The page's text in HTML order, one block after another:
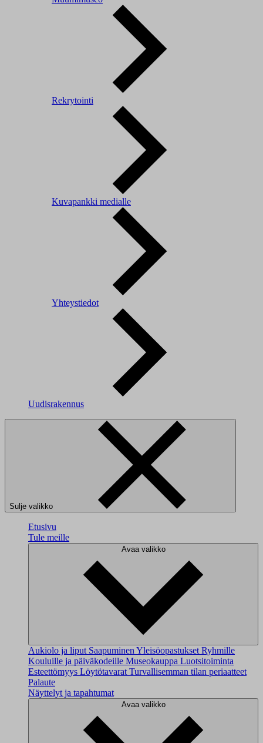
Rekrytointi
Kuvapankki medialle
Yhteystiedot
Uudisrakennus
Sulje valikko
Etusivu
Tule meille
Avaa valikko
Aukiolo ja liput Saapuminen Yleisöopastukset Ryhmille
Kouluille ja päiväkodeille Museokauppa Luotsitoiminta
Esteettömyys Löytötavarat Turvallisemman tilan periaatteet
Palaute
Näyttelyt ja tapahtumat
Avaa valikko